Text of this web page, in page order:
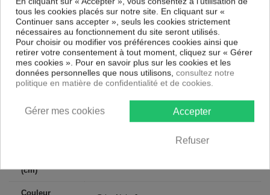
UV, inodore et 100 % sûr, parfait même pour la chambre à coucher et la
chambre des enfants.
Notre large choix de tableaux tendances et modernes constituent un
moyen simple et pas cher de donner une nouvelle touche à vos
intérieurs, il y en a pour tous les goût.
Descriptif technique
Matériaux MDF
(cm)
Couleur
tous les cookies placés sur notre site. En cliquant sur «
Continuer sans accepter », seuls les cookies strictement
nécessaires au fonctionnement du site seront utilisés.
Pour choisir ou modifier vos préférences cookies ainsi que
retirer votre consentement à tout moment, cliquez sur « Gérer
mes cookies ». Pour en savoir plus sur les cookies et les
données personnelles que nous utilisons, consultez notre
politique en matière de confidentialité et de cookies.
Accepter
Refuser
Gérer mes cookies